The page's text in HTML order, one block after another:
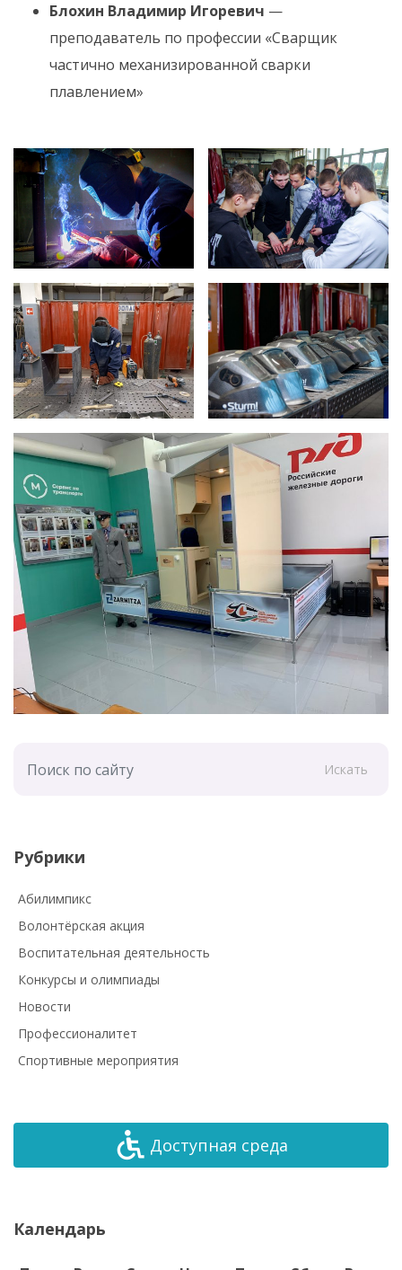
Блохин Владимир Игоревич —
преподаватель по профессии «Сварщик
частично механизированной сварки
плавлением»
Искать
Рубрики
Абилимпикс
Волонтёрская акция
Воспитательная деятельность
Конкурсы и олимпиады
Новости
Профессионалитет
Спортивные мероприятия
Доступная среда
Календарь